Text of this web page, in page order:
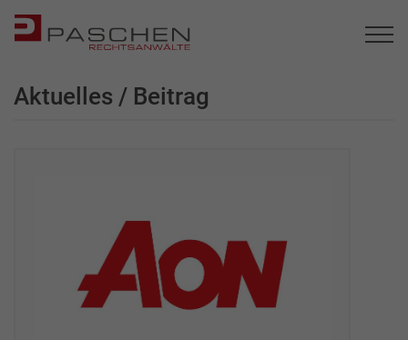
Aktuelles / Beitrag